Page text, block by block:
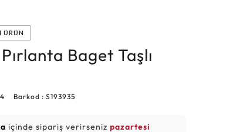
ÜRÜN
Baget Taşlı
Barkod : S193935
içinde sipariş verirsenizpazartesi